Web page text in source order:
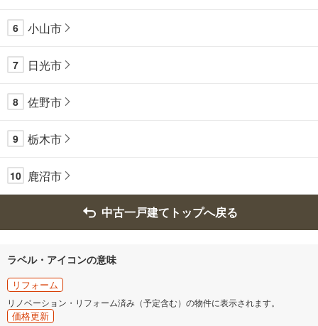
6 小山市
7 日光市
8 佐野市
9 栃木市
10 鹿沼市
中古一戸建てトップへ戻る
ラベル・アイコンの意味
リフォーム
リノベーション・リフォーム済み（予定含む）の物件に表示されます。
価格更新